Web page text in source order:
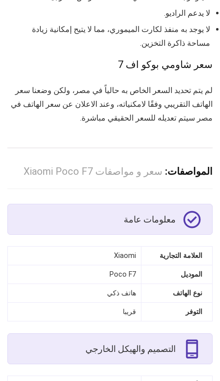
لا يدعم الراديو.
لا يوجد به منفذ لكارت الميموري، مما لا يتيح إمكانية زيادة
مساحة ذاكرة التخزين.
سعر شاومي بوكو اف 7
لم يتم تحديد السعر الخاص به حالياً في مصر، ولكن وضعنا سعر
الهاتف التقريبي وفقًا لامكنياته، وعند الاعلان عن سعر الهاتف في
مصر سيتم تعديله للسعر الحقيقي مباشرة.
المواصفات: سعر و مواصفات Xiaomi Poco F7
معلومات عامة
العلامة التجارية Xiaomi
الموديل Poco F7
نوع الهاتف هاتف ذكي
التوفر قريبا
التصميم والهيكل الخارجي